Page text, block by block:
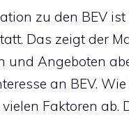
zu den BEV
Das zeigt der
und Angeboten
an BEV.
Faktoren ab.